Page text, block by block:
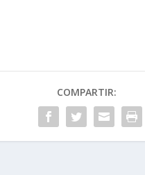
COMPARTIR: